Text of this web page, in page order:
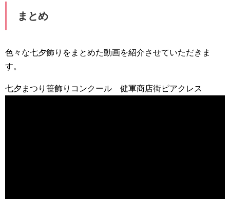
まとめ
色々な七夕飾りをまとめた動画を紹介させていただきま
す。
七夕まつり笹飾りコンクール 健軍商店街ピアクレス